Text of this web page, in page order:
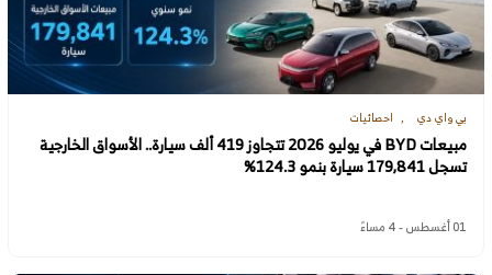
بي واي دي احصائيات
مبيعات BYD في يوليو 2026 تتجاوز 419 ألف سيارة.. الأسواق الخارجية
تسجل 179,841 سيارة بنمو 124.3%
01 أغسطس - 4 مساءً